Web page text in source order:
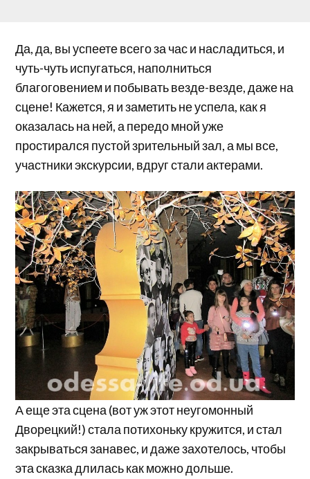
Да, да, вы успеете всего за час и насладиться, и
чуть-чуть испугаться, наполниться
благоговением и побывать везде-везде, даже на
сцене! Кажется, я и заметить не успела, как я
оказалась на ней, а передо мной уже
простирался пустой зрительный зал, а мы все,
участники экскурсии, вдруг стали актерами.
А еще эта сцена (вот уж этот неугомонный
Дворецкий!) стала потихоньку кружится, и стал
закрываться занавес, и даже захотелось, чтобы
эта сказка длилась как можно дольше.